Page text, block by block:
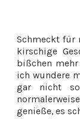
Schmeckt für
kirschige
bißchen
ich wundere
gar nicht
genieße, es